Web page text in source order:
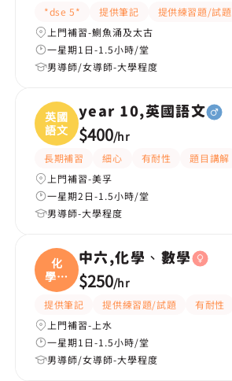
*dse 5* 提供筆記 提供練習題/試題
上門補習-鰂魚涌及太古
一星期1日-1.5小時/堂
男導師/女導師-大學程度
英國
語文
year 10,英國語文
$400/hr
長期補習 細心 有耐性 題目講解
上門補習-美孚
一星期2日-1.5小時/堂
男導師-大學程度
化
學、
數學
中六,化學、數學
$250/hr
提供筆記 提供練習題/試題 有耐性
上門補習-上水
一星期1日-1.5小時/堂
男導師/女導師-大學程度